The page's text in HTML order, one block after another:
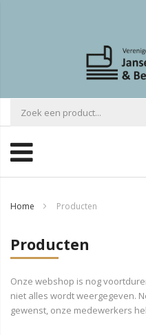
Home Producten
Producten
Onze webshop is nog
niet alles wordt weergegeven.
gewenst, onze medewerkers